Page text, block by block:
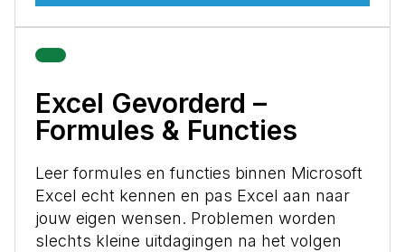
Excel Gevorderd –
Formules & Functies
Leer formules en functies binnen Microsoft
Excel echt kennen en pas Excel aan naar
jouw eigen wensen. Problemen worden
slechts kleine uitdagingen na het volgen